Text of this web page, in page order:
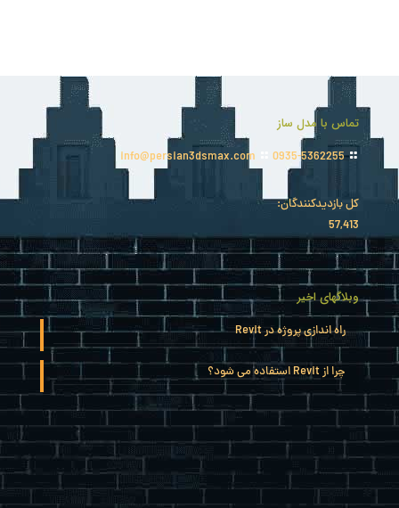
تماس با مدل ساز
0935-5362255
کل بازدیدکنند‌گان:
57,413
وبلاگهای اخیر
راه اندازی پروژه در Revit
چرا از Revit استفاده می شود؟